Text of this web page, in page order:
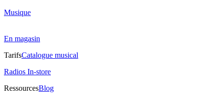
Musique
En magasin
TarifsCatalogue musical
Radios In-store
RessourcesBlog